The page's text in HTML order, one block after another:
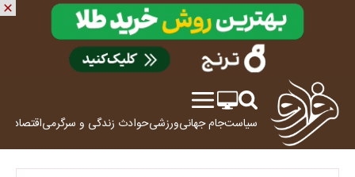
سیاستجام جهانیورزشیحوادث زندگی و سرگرمیاقتصاد